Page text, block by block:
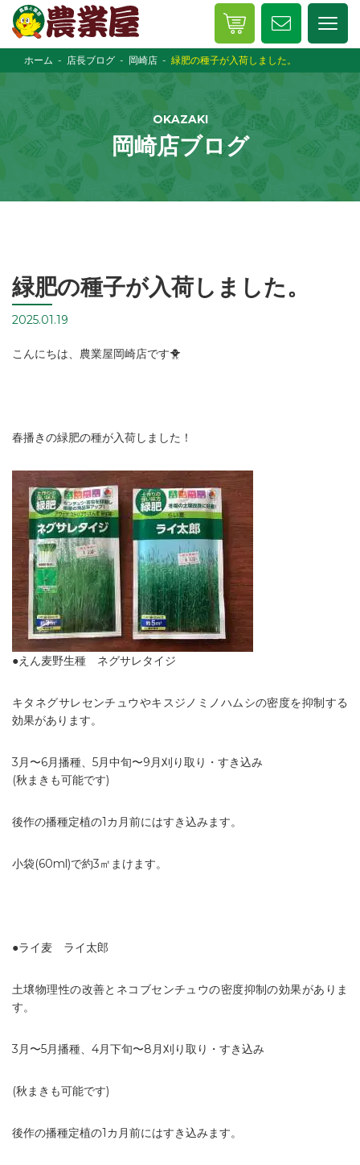
ホーム 店長ブログ 岡崎店 緑肥の種子が入荷しました。
OKAZAKI
岡崎店ブログ
緑肥の種子が入荷しました。
2025.01.19
こんにちは、農業屋岡崎店です🐥
春播きの緑肥の種が入荷しました！
●えん麦野生種 ネグサレタイジ
キタネグサレセンチュウやキスジノミノハムシの密度を抑制する
効果があります。
3月〜6月播種、5月中旬〜9月刈り取り・すき込み
(秋まきも可能です)
後作の播種定植の1カ月前にはすき込みます。
小袋(60ml)で約3㎡まけます。
●ライ麦 ライ太郎
土壌物理性の改善とネコブセンチュウの密度抑制の効果がありま
す。
3月〜5月播種、4月下旬〜8月刈り取り・すき込み
(秋まきも可能です)
後作の播種定植の1カ月前にはすき込みます。